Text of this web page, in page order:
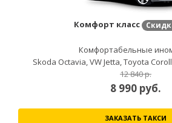
Комфорт класс
Комфортабельные
Skoda Octavia, VW Jetta, Toyota
12 840 р.
8 990 руб.
ЗАКАЗАТЬ ТАКСИ